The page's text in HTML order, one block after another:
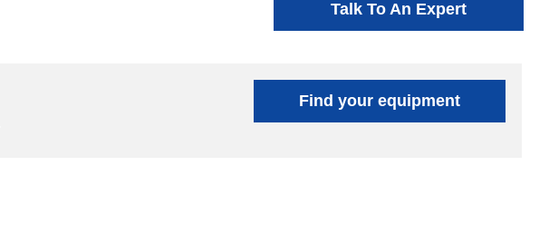
Talk To An Expert
Find your equipment